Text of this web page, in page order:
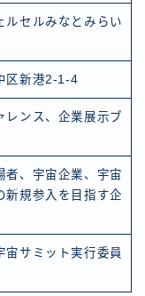
ルセルみなとみらい
区新港2-1-4
レンス、企業展示ブ
者、宇宙企業、宇宙
新規参入を目指す企
宙サミット実行委員